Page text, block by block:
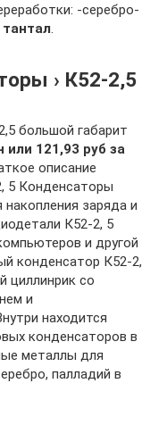
-серебро-
тантал.
› К52-2,5
большой габарит
или 121,93 руб за
описание
5 Конденсаторы
заряда и
К52-2, 5
и другой
конденсатор К52-2,
циллинрик со
и
находится
конденсаторов в
металлы для
палладий в